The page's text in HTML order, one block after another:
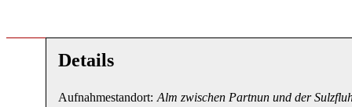
Details
Aufnahmestandort: Alm zwischen Partnun und der